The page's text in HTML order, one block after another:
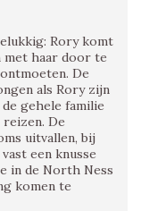
Rory komt
met haar door te
De
als Rory zijn
gehele familie
De
uitvallen, bij
een knusse
in de North Ness
komen te